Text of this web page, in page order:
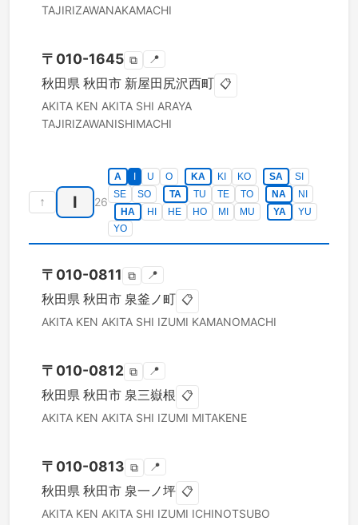
TAJIRIZAWANAKAMACHI
〒 010-1645 ⧉ 📍
秋田県 秋田市 新屋田尻沢西町 📋
AKITA KEN AKITA SHI ARAYA
TAJIRIZAWANISHIMACHI
↑ I 26
A U O KA KI KO SA
SI
SE
SO TA TU TE TO NA
NI
HA
HI HE HO MI MU YA
YU
YO
〒 010-0811 ⧉ 📍
秋田県 秋田市 泉釜ノ町 📋
AKITA KEN AKITA SHI IZUMI KAMANOMACHI
〒 010-0812 ⧉ 📍
秋田県 秋田市 泉三嶽根 📋
AKITA KEN AKITA SHI IZUMI MITAKENE
〒 010-0813 ⧉ 📍
秋田県 秋田市 泉一ノ坪 📋
AKITA KEN AKITA SHI IZUMI ICHINOTSUBO